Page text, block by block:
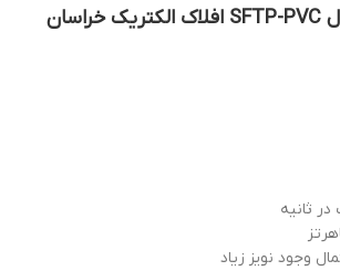
وجود نویز زیاد